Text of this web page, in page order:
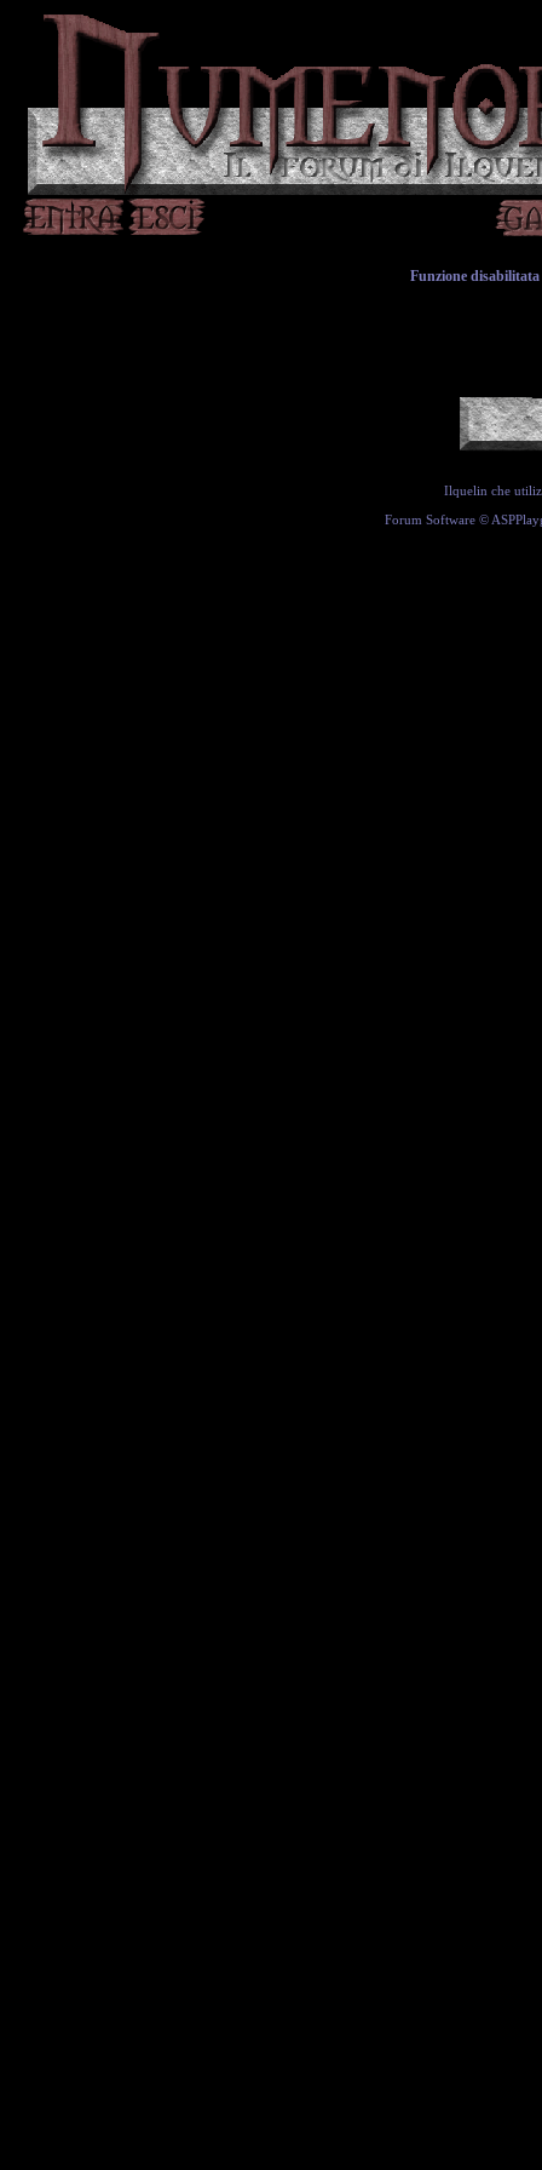
Funzione disabilitata
Ilquelin che
Forum Software ©